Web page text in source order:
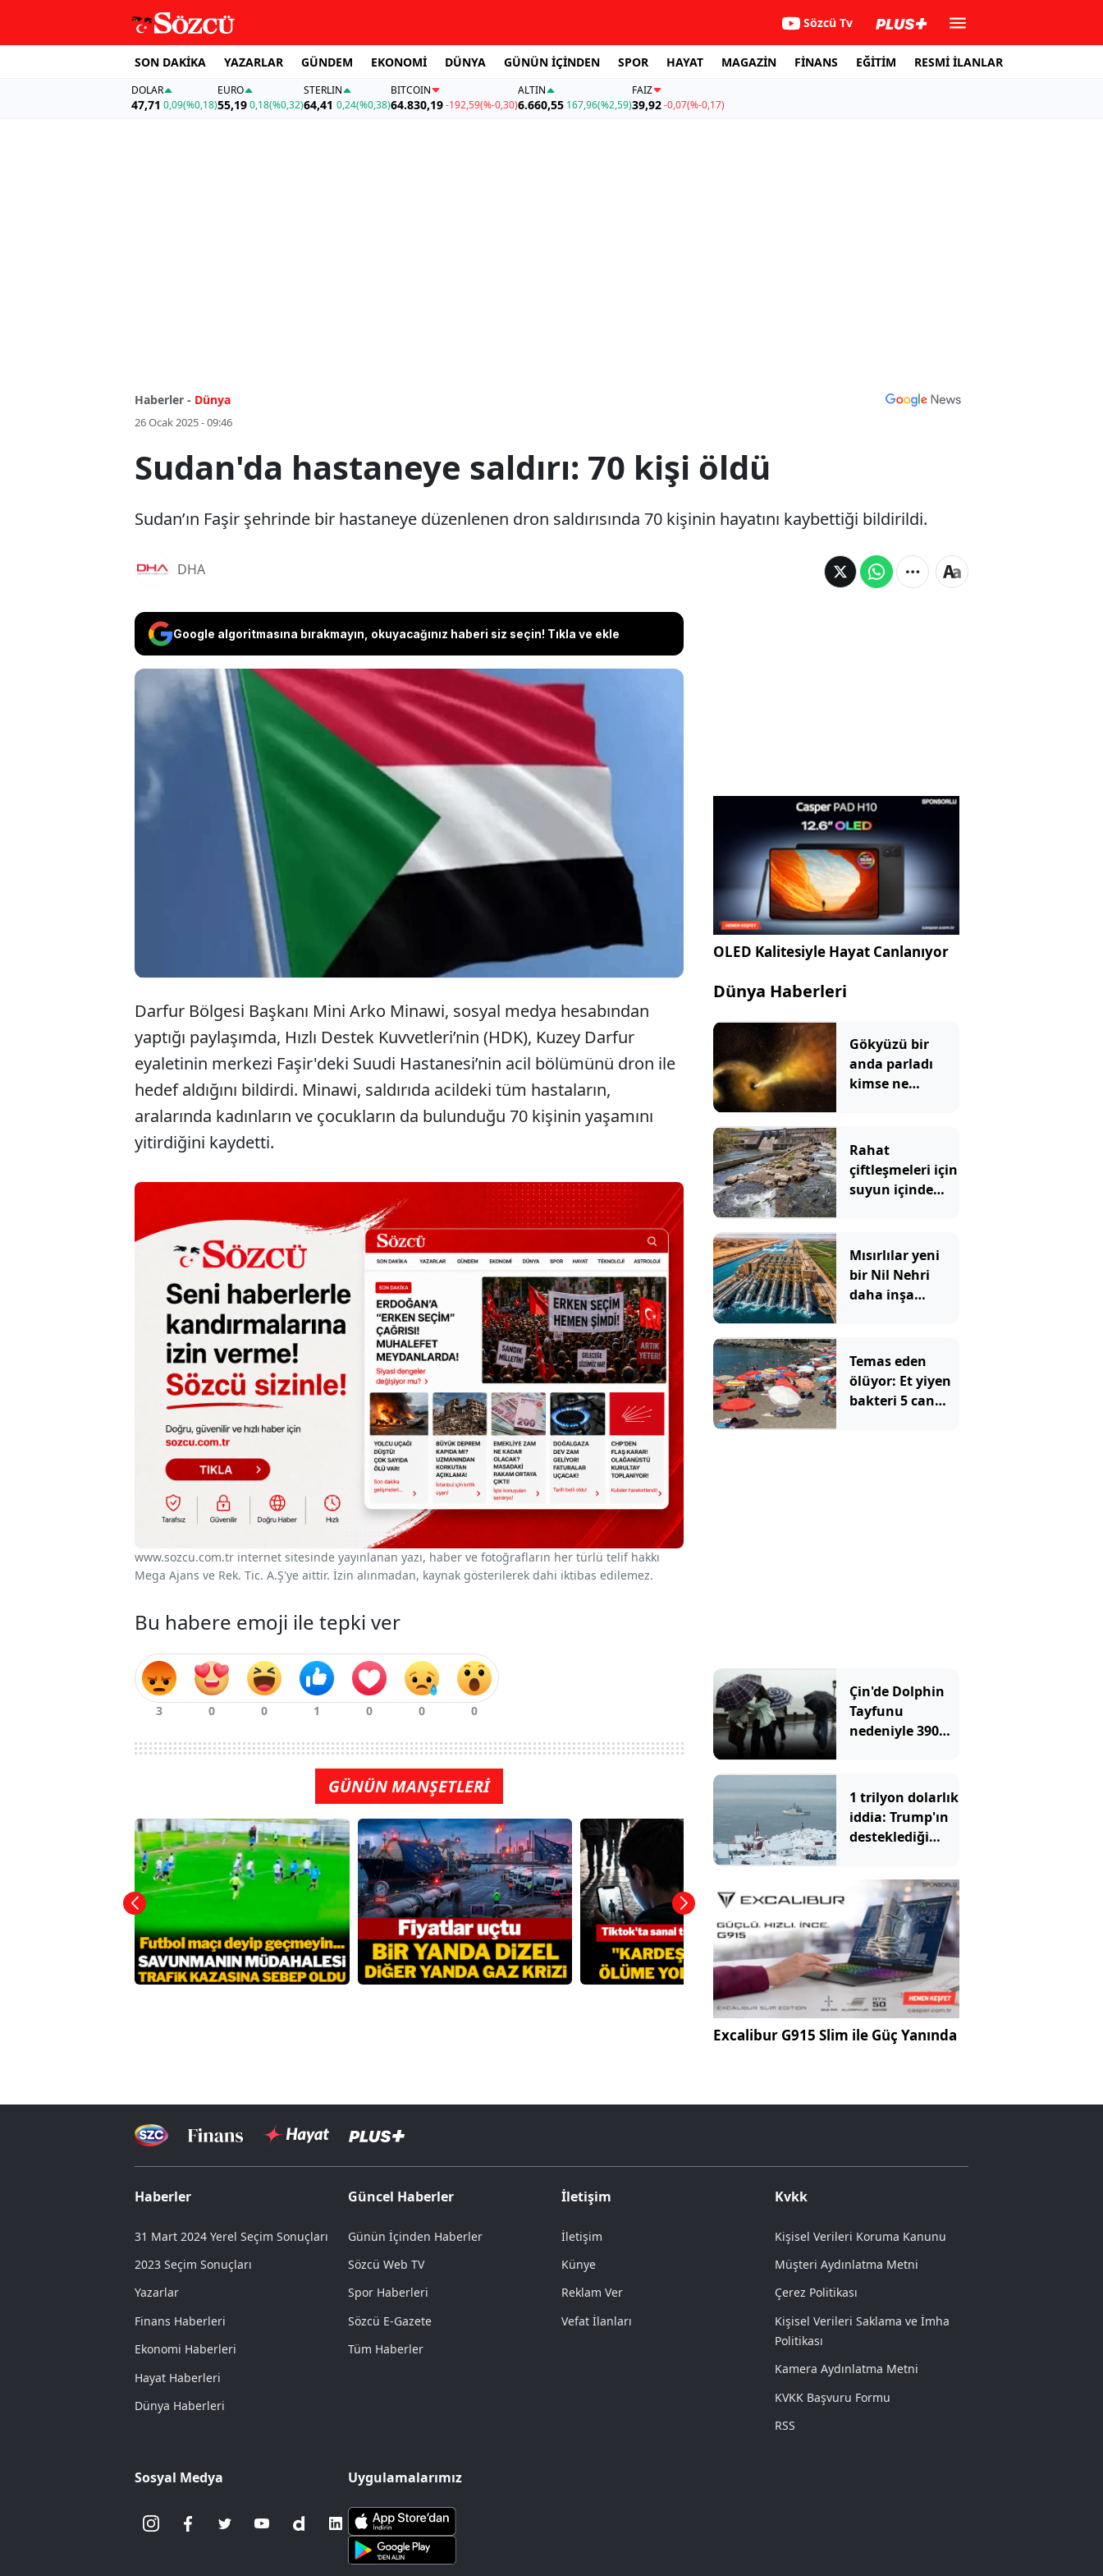
Sözcü Tv
SON DAKİKA YAZARLAR GÜNDEM EKONOMİ DÜNYA GÜNÜN İÇİNDEN SPOR HAYAT MAGAZİN FİNANS EĞİTİM RESMİ İLANLAR
DOLAR
47,71 0,09(%0,18)
EURO
55,19 0,18(%0,32)
STERLIN
64,41 0,24(%0,38)
BITCOIN
64.830,19-192,59(%-0,30)
ALTIN
6.660,55 167,96(%2,59)
FAİZ
39,92-0,07(%-0,17)
Haberler - Dünya
26 Ocak 2025 - 09:46
Sudan'da hastaneye saldırı: 70 kişi öldü
Sudan’ın Faşir şehrinde bir hastaneye düzenlenen dron saldırısında 70 kişinin hayatını kaybettiği bildirildi.
DHA
Google algoritmasına bırakmayın, okuyacağınız haberi siz seçin! Tıkla ve ekle
Sudan’ın Faşir şehrinde bir hastaneye
düzenlenen dron saldırısında 70 kişinin hayatını
kaybettiği bildirildi.
Darfur Bölgesi Başkanı Mini Arko Minawi, sosyal medya hesabından
yaptığı paylaşımda, Hızlı Destek Kuvvetleri’nin (HDK), Kuzey Darfur
eyaletinin merkezi Faşir'deki Suudi Hastanesi’nin acil bölümünü dron ile
hedef aldığını bildirdi. Minawi, saldırıda acildeki tüm hastaların,
aralarında kadınların ve çocukların da bulunduğu 70 kişinin yaşamını
yitirdiğini kaydetti.
www.sozcu.com.tr internet sitesinde yayınlanan yazı, haber ve fotoğrafların her türlü telif hakkı
Mega Ajans ve Rek. Tic. A.Ş'ye aittir. İzin alınmadan, kaynak gösterilerek dahi iktibas edilemez.
Bu habere emoji ile tepki ver
GÜNÜN MANŞETLERİ
OLED Kalitesiyle Hayat Canlanıyor
Dünya Haberleri
Gökyüzü bir
anda parladı
kimse ne
insanları
çözemedi yapay
zekâ anında
açıkladı
Rahat
çiftleşmeleri için
suyun içinde
Mısırlılar yeni
bir Nil Nehri
daha inşa
Temas eden
ölüyor: Et yiyen
bakteri 5 can
Çin'de Dolphin
Tayfunu
nedeniyle 390
1 trilyon dolarlık
iddia: Trump'ın
desteklediği
Grönland'a
çıkarma yaptı
Excalibur G915 Slim ile Güç Yanında
Haberler
31 Mart 2024 Yerel Seçim Sonuçları
2023 Seçim Sonuçları
Yazarlar
Finans Haberleri
Ekonomi Haberleri
Hayat Haberleri
Dünya Haberleri
Güncel Haberler
Günün İçinden Haberler
Sözcü Web TV
Spor Haberleri
Sözcü E-Gazete
Tüm Haberler
İletişim
İletişim
Künye
Reklam Ver
Vefat İlanları
Kvkk
Kişisel Verileri Koruma Kanunu
Müşteri Aydınlatma Metni
Çerez Politikası
Kişisel Verileri Saklama ve İmha
Politikası
Kamera Aydınlatma Metni
KVKK Başvuru Formu
RSS
Sosyal Medya Uygulamalarımız